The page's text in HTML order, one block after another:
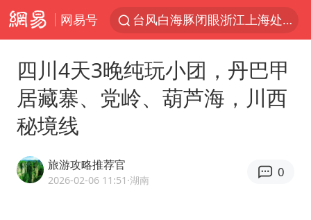
网易号
台风白海豚闭眼浙江上海处于危险半圆
浙江金华：市民非必要不外出
网约车司机充电时猝死保险拒赔
周末打虎 宋致远被查
四川4天3晚纯玩小团，丹巴甲
居藏寨、党岭、葫芦海，川西
秘境线
旅游攻略推荐官
2026-02-06 11:51 ·湖南
0